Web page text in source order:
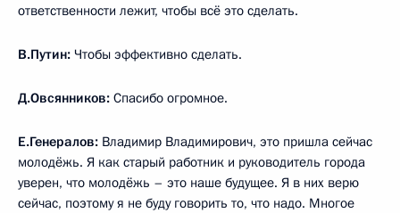
ответственности лежит, чтобы всё это сделать.
В.Путин: Чтобы эффективно сделать.
Д.Овсянников: Спасибо огромное.
Е.Генералов: Владимир Владимирович, это пришла сейчас
молодёжь. Я как старый работник и руководитель города
уверен, что молодёжь – это наше будущее. Я в них верю
сейчас, поэтому я не буду говорить то, что надо. Многое